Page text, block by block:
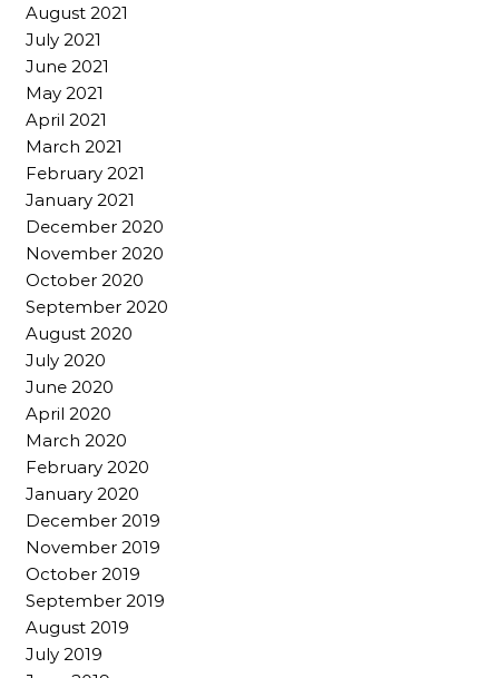
August 2021
July 2021
June 2021
May 2021
April 2021
March 2021
February 2021
January 2021
December 2020
November 2020
October 2020
September 2020
August 2020
July 2020
June 2020
April 2020
March 2020
February 2020
January 2020
December 2019
November 2019
October 2019
September 2019
August 2019
July 2019